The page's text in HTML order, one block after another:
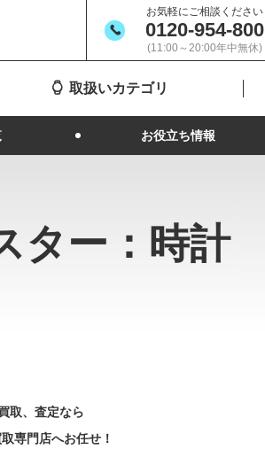
お気軽にご相談ください
0120-954-800
(11:00～20:00年中無休)
取扱いカテゴリ
お役立ち情報
ター：時計
取、査定なら
専門店へお任せ！